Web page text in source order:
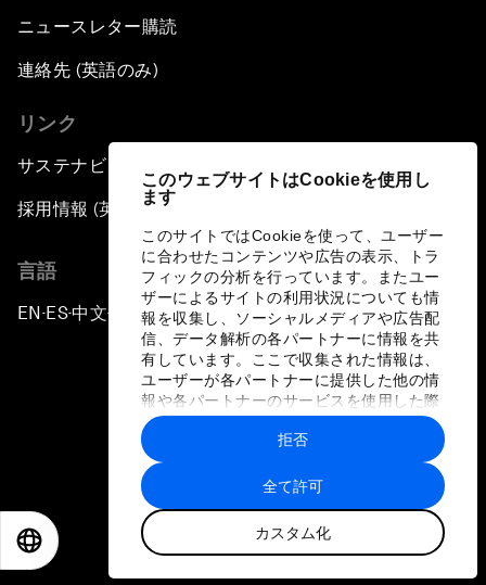
このウェブサイトはCookieを使用し
ます
このサイトではCookieを使って、ユーザー
に合わせたコンテンツや広告の表示、トラ
フィックの分析を行っています。またユー
ザーによるサイトの利用状況についても情
報を収集し、ソーシャルメディアや広告配
信、データ解析の各パートナーに情報を共
有しています。ここで収集された情報は、
ユーザーが各パートナーに提供した他の情
報や各パートナーのサービスを使用した際
に収集された情報と組み合わされ、各パー
トナーによって使用されることがありま
す。
全て許可
カスタム化
拒否
ニュースレター購読
連絡先 (英語のみ)
リンク
サステナビリティへの取り組み
採用情報 (英語のみ)
言語
EN ▪ES▪中文▪ 日本語
プライバシーポリシーと利用規約
サイトマップ
©
世界経済フォーラム